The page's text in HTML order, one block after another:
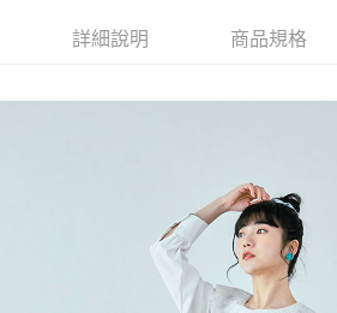
詳細說明 商品規格